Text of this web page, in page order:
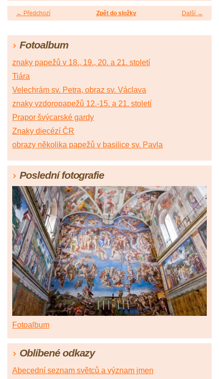
← Předchozí Další →
Zpět do složky
Fotoalbum
znaky papežů v 18., 19., 20. a 21. století
Tiára
Velechrám sv. Petra, obraz sv. Václava
znaky vzdoropapežů 12.-15. a 21. století
Prapor švýcarské gardy
Znaky diecézí ČR
obrazy několika papežů v basilice sv. Pavla
Poslední fotografie
Fotoalbum
Oblíbené odkazy
Abecední seznam světců a význam jmen